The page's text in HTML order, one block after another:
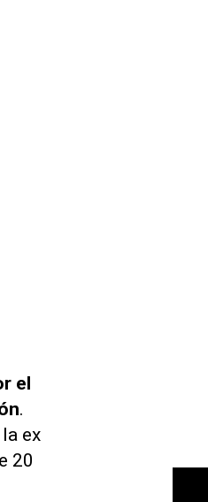
el
.
ex
20